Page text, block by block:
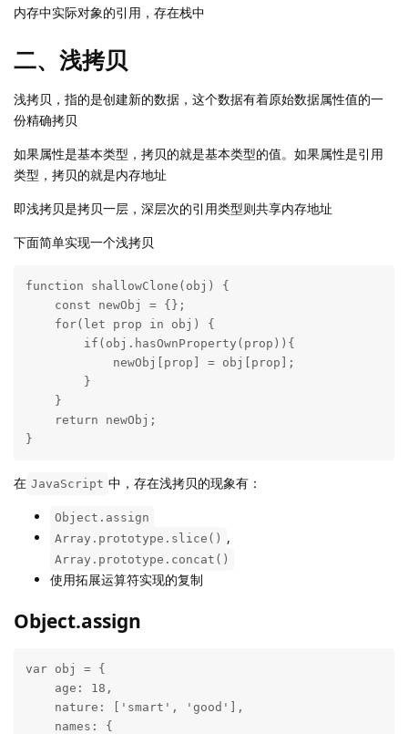
内存中实际对象的引用，存在栈中
二、浅拷贝
浅拷贝，指的是创建新的数据，这个数据有着原始数据属性值的一
份精确拷贝
如果属性是基本类型，拷贝的就是基本类型的值。如果属性是引用
类型，拷贝的就是内存地址
即浅拷贝是拷贝一层，深层次的引用类型则共享内存地址
下面简单实现一个浅拷贝
function shallowClone(obj) {
}
在 JavaScript 中，存在浅拷贝的现象有：
Object.assign
Array.prototype.slice() ,
Array.prototype.concat()
使用拓展运算符实现的复制
Object.assign
var obj = {